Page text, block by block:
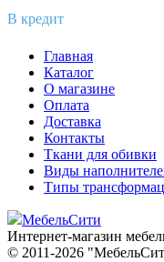
В кредит
Главная
Каталог
О магазине
Оплата
Доставка
Контакты
Ткани для обивки
Виды
Типы
МебельСити
Интернет-магазин
© 2011-2026